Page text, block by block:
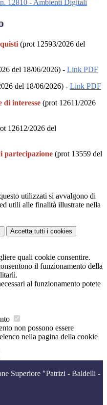
12810 - Ambienti Digitali
(prot 12593/2026 del
del 18/06/2026) - Link PDF
del 18/06/2026) - Link PDF
di interesse (prot 12611/2026
12612/2026 del
partecipazione (prot 13559 del
utilizzati si avvalgono di
utili alle finalità illustrate nella
Accetta tutti i cookies
quali cookie consentire.
il funzionamento della
al funzionamento potete
non possono essere
nella pagina della cookie
Superiore "Patrizi - Baldelli -